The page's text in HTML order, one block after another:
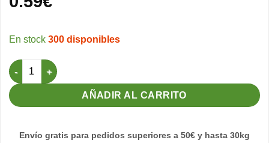
300 disponibles
Porta pasta lujo alto Ø 4,5 cantidad
AÑADIR AL CARRITO
Envío gratis para pedidos superiores a 50€ y hasta 30kg